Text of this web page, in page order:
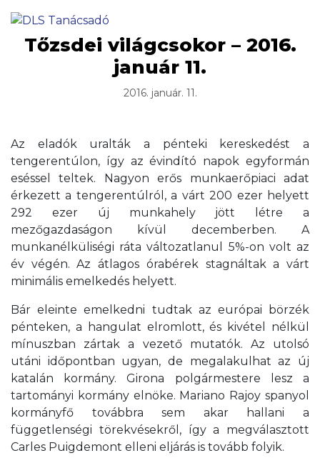
Tőzsdei világcsokor – 2016.
január 11.
2016. január. 11.
Az eladók uralták a pénteki kereskedést a
tengerentúlon, így az évindító napok egyformán
eséssel teltek. Nagyon erős munkaerőpiaci adat
érkezett a tengerentúlról, a várt 200 ezer helyett
292 ezer új munkahely jött létre a
mezőgazdaságon kívül decemberben. A
munkanélküliségi ráta változatlanul 5%-on volt az
év végén. Az átlagos órabérek stagnáltak a várt
minimális emelkedés helyett.
Bár eleinte emelkedni tudtak az európai börzék
pénteken, a hangulat elromlott, és kivétel nélkül
mínuszban zártak a vezető mutatók. Az utolsó
utáni időpontban ugyan, de megalakulhat az új
katalán kormány. Girona polgármestere lesz a
tartományi kormány elnöke. Mariano Rajoy spanyol
kormányfő továbbra sem akar hallani a
függetlenségi törekvésekről, így a megválasztott
Carles Puigdemont elleni eljárás is tovább folyik.